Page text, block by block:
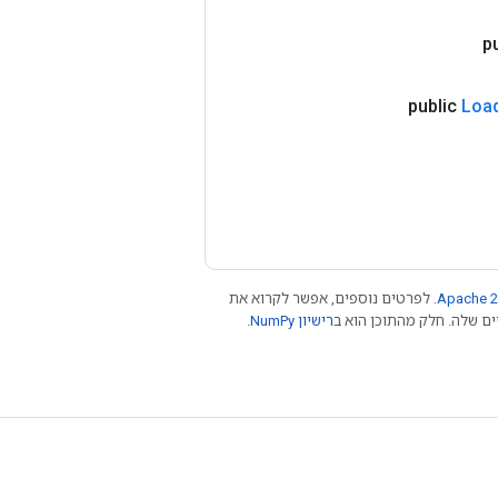
public
Apache . לפרטים נוספים, אפשר לקרוא את
רישיון NumPy‏